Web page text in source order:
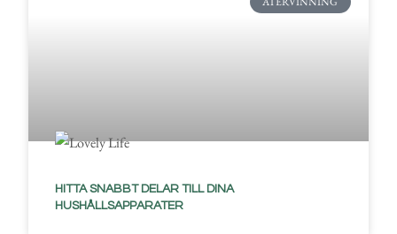
HITTA SNABBT DELAR TILL DINA
HUSHÅLLSAPPARATER